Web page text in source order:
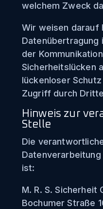
welchem Zweck
Wir weisen darauf
Datenübertragung
der
Sicherheitslücken
lückenloser
Zugriff durch
Hinweis zur
Stelle
Die
ist:
M. R. S. Sicherheit
Bochumer Straße